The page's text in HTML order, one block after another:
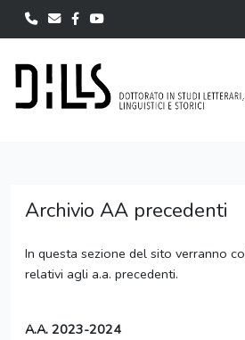
Archivio AA precedenti
In questa sezione del sito verranno
relativi agli a.a. precedenti.
A.A. 2023-2024